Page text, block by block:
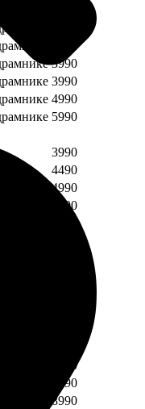
3990
3990
4990
5990
3990
4490
4990
5490
7490
5990
8990